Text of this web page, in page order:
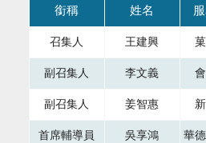
銜稱 姓名
召集人 王建興
副召集人 李文義
副召集人 姜智惠
首席輔導員 吳享鴻
華